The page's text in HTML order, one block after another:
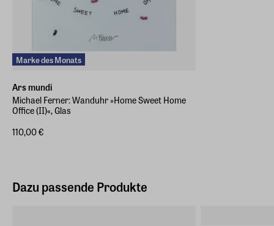
Marke des Monats
Ars mundi
Michael Ferner: Wanduhr »Home Sweet Home
Office (II)«, Glas
110,00 €
Dazu passende Produkte